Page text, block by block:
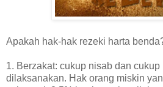
Apakah hak-hak rezeki harta
1. Berzakat: cukup nisab dan
dilaksanakan. Hak orang miskin